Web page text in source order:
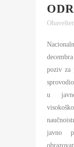
poziv za
u
javno